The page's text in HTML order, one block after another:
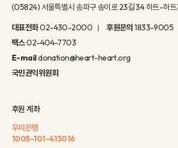
(05824) 서울특별시 송파구 송이로 23길 34 하트-하트
대표전화02-430-2000 후원문의1833-9005
팩스02-404-7703
E-maildonation@heart-heart.org
국민권익위원회
후원 계좌
우리은행
1005-101-413016